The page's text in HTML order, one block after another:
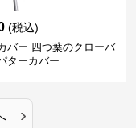
(税込)
バー 四つ葉のクローバ
ターカバー
›